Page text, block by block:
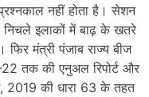
नहीं होता है। सेशन
निचले इलाकों में बाढ़ के खतरे
मंत्री पंजाब राज्य बीज
तक की एनुअल रिपोर्ट और
2019 की धारा 63 के तहत